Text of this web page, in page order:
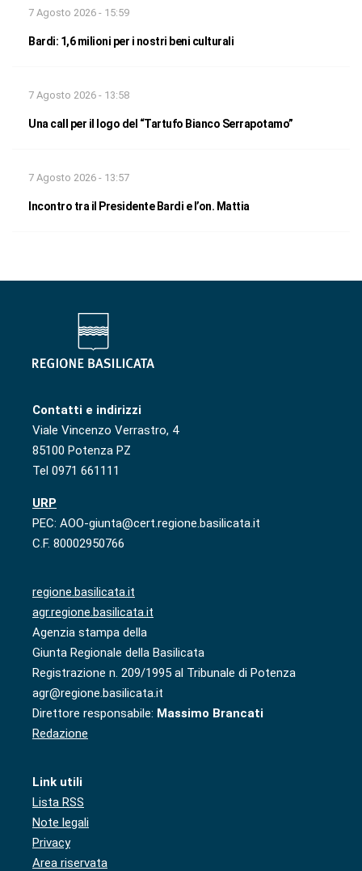
7 Agosto 2026 - 15:59
Bardi: 1,6 milioni per i nostri beni culturali
7 Agosto 2026 - 13:58
Una call per il logo del “Tartufo Bianco Serrapotamo”
7 Agosto 2026 - 13:57
Incontro tra il Presidente Bardi e l’on. Mattia
Contatti e indirizzi
Viale Vincenzo Verrastro, 4
85100 Potenza PZ
Tel 0971 661111
URP
PEC: AOO-giunta@cert.regione.basilicata.it
C.F. 80002950766
regione.basilicata.it
agr.regione.basilicata.it
Agenzia stampa della
Giunta Regionale della Basilicata
Registrazione n. 209/1995 al Tribunale di Potenza
agr@regione.basilicata.it
Direttore responsabile: Massimo Brancati
Redazione
Link utili
Lista RSS
Note legali
Privacy
Area riservata